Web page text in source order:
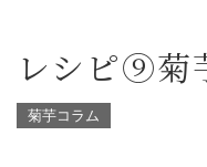
レシピ⑨菊
菊芋コラム